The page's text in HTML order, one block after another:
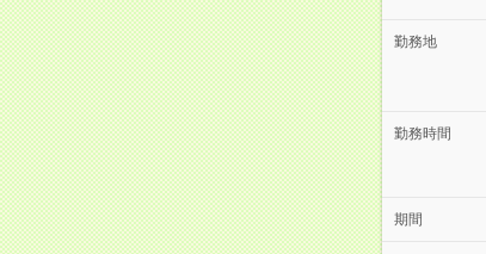
勤務地
勤務時間
期間